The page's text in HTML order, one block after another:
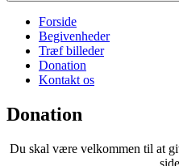
Forside
Begivenheder
Træf billeder
Donation
Kontakt os
Donation
Du skal være velkommen til at